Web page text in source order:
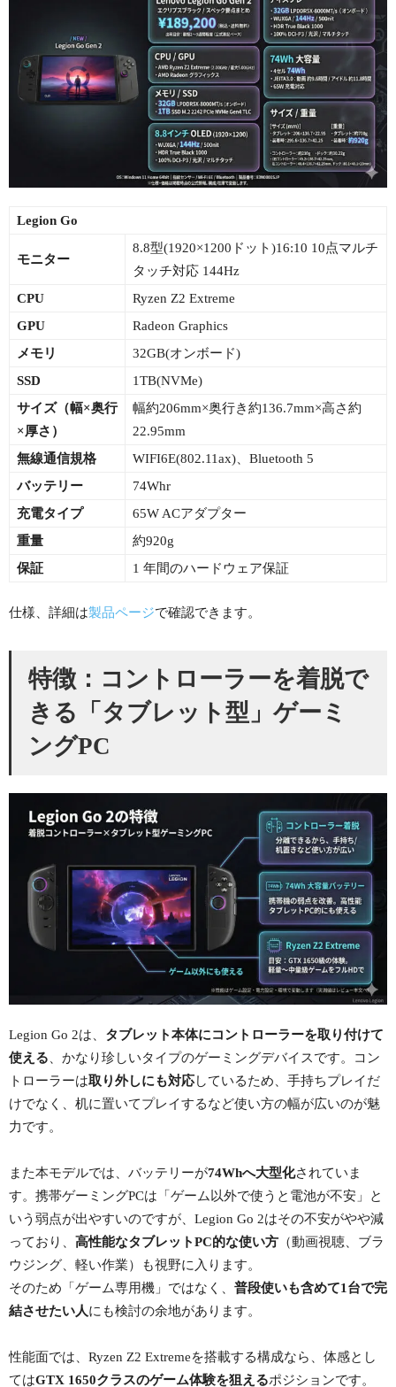
Legion Go
モニター
8.8型(1920×1200ドット)16:10 10点マルチ
タッチ対応 144Hz
CPU
Ryzen Z2 Extreme
GPU
Radeon Graphics
メモリ
32GB(オンボード)
SSD
1TB(NVMe)
サイズ（幅×奥行
×厚さ）
幅約206mm×奥行き約136.7mm×高さ約
22.95mm
無線通信規格
WIFI6E(802.11ax)、Bluetooth 5
バッテリー
74Whr
充電タイプ
65W ACアダプター
重量
約920g
保証
1 年間のハードウェア保証
仕様、詳細は製品ページで確認できます。
特徴：コントローラーを着脱で
きる「タブレット型」ゲーミ
ングPC
Legion Go 2は、 タブレット本体にコントローラーを取り付けて
使える 、かなり珍しいタイプのゲーミングデバイスです。コン
トローラーは取り外しにも対応しているため、手持ちプレイだ
けでなく、机に置いてプレイするなど使い方の幅が広いのが魅
力です。
また本モデルでは、バッテリーが74Whへ大型化されていま
す。携帯ゲーミングPCは「ゲーム以外で使うと電池が不安」と
いう弱点が出やすいのですが、Legion Go 2はその不安がやや減
っており、 高性能なタブレットPC的な使い方 （動画視聴、ブラ
ウジング、軽い作業）も視野に入ります。
そのため「ゲーム専用機」ではなく、 普段使いも含めて1台で完
結させたい人にも検討の余地があります。
性能面では、Ryzen Z2 Extremeを搭載する構成なら、体感とし
てはGTX 1650クラスのゲーム体験を狙えるポジションです。